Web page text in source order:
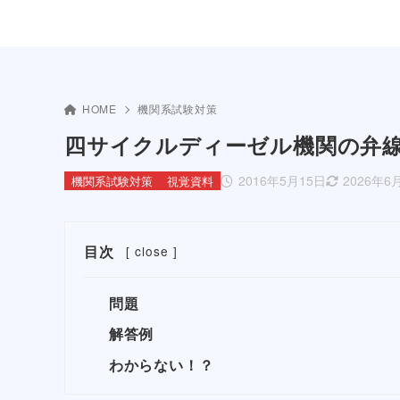
HOME 機関系試験対策
四サイクルディーゼル機関の弁
2016年5月15日 2026年6
機関系試験対策 視覚資料
目次 [ close ]
問題
解答例
わからない！？